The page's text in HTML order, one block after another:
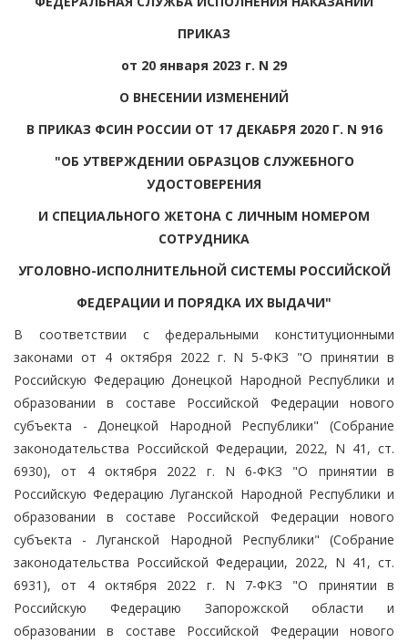
ПРИКАЗ
от 20 января 2023 г. N 29
О ВНЕСЕНИИ ИЗМЕНЕНИЙ
В ПРИКАЗ ФСИН РОССИИ ОТ 17 ДЕКАБРЯ 2020 Г. N 916
"ОБ УТВЕРЖДЕНИИ ОБРАЗЦОВ СЛУЖЕБНОГО
УДОСТОВЕРЕНИЯ
И СПЕЦИАЛЬНОГО ЖЕТОНА С ЛИЧНЫМ НОМЕРОМ
СОТРУДНИКА
УГОЛОВНО-ИСПОЛНИТЕЛЬНОЙ СИСТЕМЫ РОССИЙСКОЙ
ФЕДЕРАЦИИ И ПОРЯДКА ИХ ВЫДАЧИ"
В соответствии с федеральными конституционными
законами от 4 октября 2022 г. N 5-ФКЗ "О принятии в
Российскую Федерацию Донецкой Народной Республики и
образовании в составе Российской Федерации нового
субъекта - Донецкой Народной Республики" (Собрание
законодательства Российской Федерации, 2022, N 41, ст.
6930), от 4 октября 2022 г. N 6-ФКЗ "О принятии в
Российскую Федерацию Луганской Народной Республики и
образовании в составе Российской Федерации нового
субъекта - Луганской Народной Республики" (Собрание
законодательства Российской Федерации, 2022, N 41, ст.
6931), от 4 октября 2022 г. N 7-ФКЗ "О принятии в
Российскую Федерацию Запорожской области и
образовании в составе Российской Федерации нового